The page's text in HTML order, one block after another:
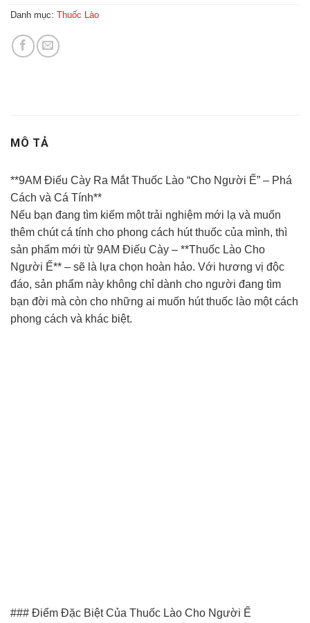
Danh mục: Thuốc Lào
MÔ TẢ
**9AM Điếu Cày Ra Mắt Thuốc Lào “Cho Người Ế” – Phá
Cách và Cá Tính**
Nếu bạn đang tìm kiếm một trải nghiệm mới lạ và muốn
thêm chút cá tính cho phong cách hút thuốc của mình, thì
sản phẩm mới từ 9AM Điếu Cày – **Thuốc Lào Cho
Người Ế** – sẽ là lựa chọn hoàn hảo. Với hương vị độc
đáo, sản phẩm này không chỉ dành cho người đang tìm
bạn đời mà còn cho những ai muốn hút thuốc lào một cách
phong cách và khác biệt.
### Điểm Đặc Biệt Của Thuốc Lào Cho Người Ế